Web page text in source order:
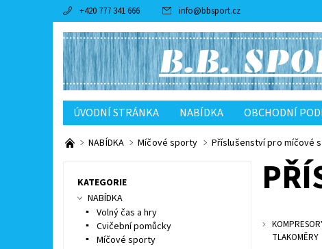
+420 777 341 666 info@bbsport.cz
ÚVODNÍ STRÁNKA NABÍDKA OBCHODNÍ
NABÍDKA Míčové sporty Příslušenství pro míčové
TLAKOMĚRY
KATEGORIE
NABÍDKA
Volný čas a hry
Cvičební pomůcky
Míčové sporty